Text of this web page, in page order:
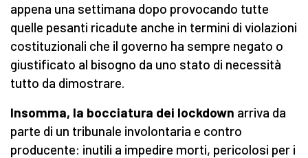
appena una settimana dopo provocando tutte
quelle pesanti ricadute anche in termini di violazioni
costituzionali che il governo ha sempre negato o
giustificato al bisogno da uno stato di necessità
tutto da dimostrare.
Insomma, la bocciatura dei lockdown arriva da
parte di un tribunale involontaria e contro
producente: inutili a impedire morti, pericolosi per i